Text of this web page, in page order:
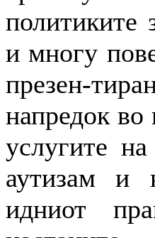
политиките
и многу
презен-
напредок во
услугите
аутизам и
идниот